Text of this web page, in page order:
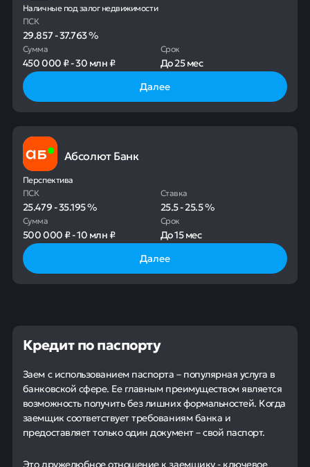
Наличные под залог недвижимости
ПСК
29.857-37.763%
Сумма
450 000 ₽-30 млн ₽
Срок
До25 мес
Далее
Абсолют Банк
Перспектива
ПСК
25.479-35.195%
Ставка
25.5-25.5%
Сумма
500 000 ₽-10 млн ₽
Срок
До15 мес
Далее
Кредит по паспорту
Заем с использованием паспорта – популярная услуга в
банковской сфере. Ее главным преимуществом является
возможность получить без лишних формальностей. Когда
заемщик соответствует требованиям банка и
предоставляет только один документ – свой паспорт.
Это дружелюбное отношение к заемщику - ключевое